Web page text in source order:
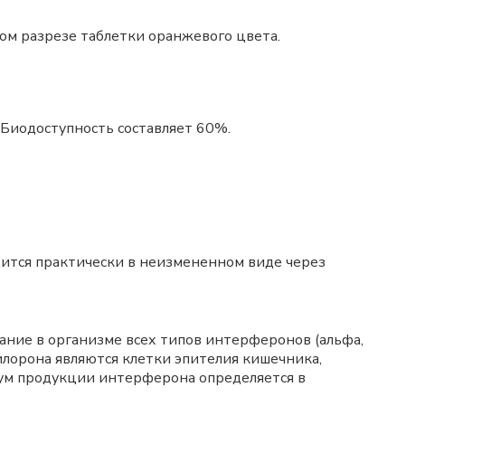
разрезе таблетки оранжевого цвета.
составляет 60%.
практически в неизмененном виде через
в организме всех типов интерферонов (альфа,
являются клетки эпителия кишечника,
продукции интерферона определяется в